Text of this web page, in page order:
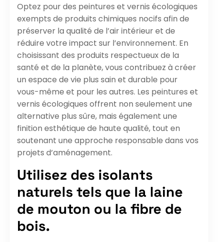
Optez pour des peintures et vernis écologiques
exempts de produits chimiques nocifs afin de
préserver la qualité de l’air intérieur et de
réduire votre impact sur l’environnement. En
choisissant des produits respectueux de la
santé et de la planète, vous contribuez à créer
un espace de vie plus sain et durable pour
vous-même et pour les autres. Les peintures et
vernis écologiques offrent non seulement une
alternative plus sûre, mais également une
finition esthétique de haute qualité, tout en
soutenant une approche responsable dans vos
projets d’aménagement.
Utilisez des isolants
naturels tels que la laine
de mouton ou la fibre de
bois.